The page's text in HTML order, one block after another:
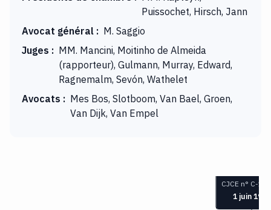
Puissochet, Hirsch, Jann
Avocat général : M. Saggio
Juges : MM. Mancini, Moitinho de Almeida
(rapporteur), Gulmann, Murray, Edward,
Ragnemalm, Sevón, Wathelet
Avocats : Mes Bos, Slotboom, Van Bael, Groen,
Van Dijk, Van Empel
CJCE n° C-
1 juin 1999